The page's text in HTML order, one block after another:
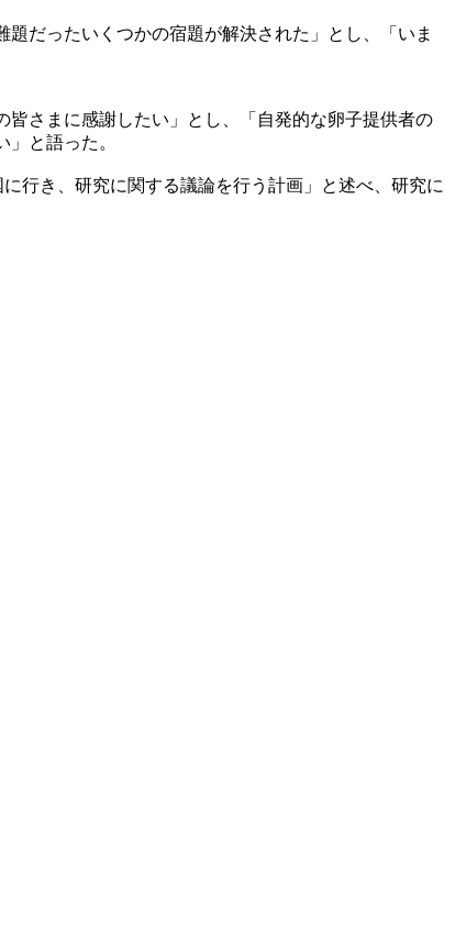
だったいくつかの宿題が解決された」とし、「いま
さまに感謝したい」とし、「自発的な卵子提供者の
と語った。
行き、研究に関する議論を行う計画」と述べ、研究に